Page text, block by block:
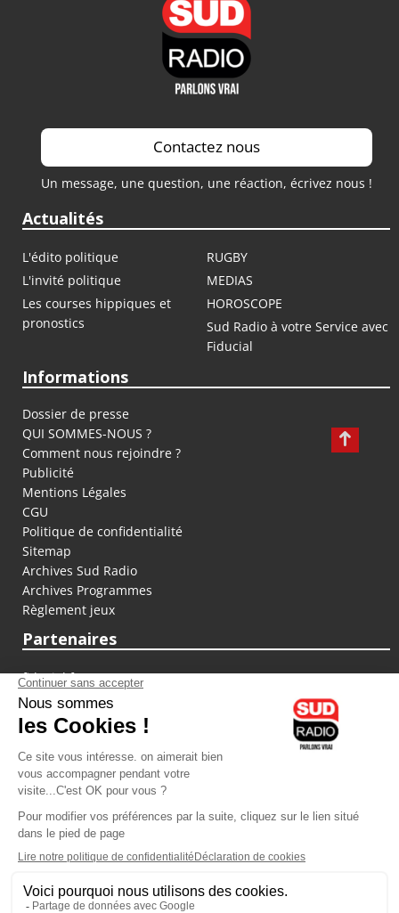
Contactez nous
Un message, une question, une réaction, écrivez nous !
Actualités
L'édito politique
RUGBY
L'invité politique
MEDIAS
Les courses hippiques et
pronostics
HOROSCOPE
Sud Radio à votre Service avec
Fiducial
Informations
Dossier de presse
QUI SOMMES-NOUS ?
Comment nous rejoindre ?
Publicité
Mentions Légales
CGU
Politique de confidentialité
Sitemap
Archives Sud Radio
Archives Programmes
Règlement jeux
Partenaires
fiducial.fr
lyoncapitale.fr
olympique-et-lyonnais.com
L'application Iphone / Android
Téléchargez l'application
Les cookies
Gestion des cookies